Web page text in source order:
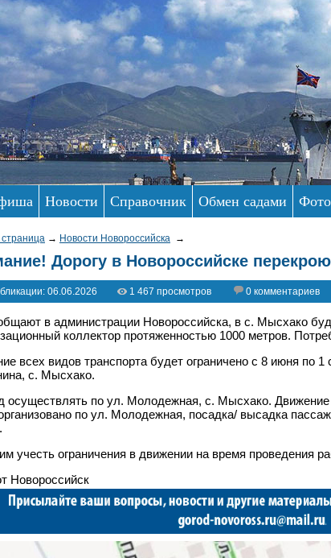
Новости Справочник Обмен садами Фото
→ Новости Новороссийска →
Дорогу в Новороссийске
06.06.2026 1 467 просмотров 0 комментариев
в администрации Новороссийска, в с. Мысхако
коллектор протяженностью 1000 метров.
всех видов транспорта будет ограничено с 8 июня по
с. Мысхако.
осуществлять по ул. Молодежная, с. Мысхако. Движение
по ул. Молодежная, посадка/ высадка
учесть ограничения в движении на время проведения
Новороссийск